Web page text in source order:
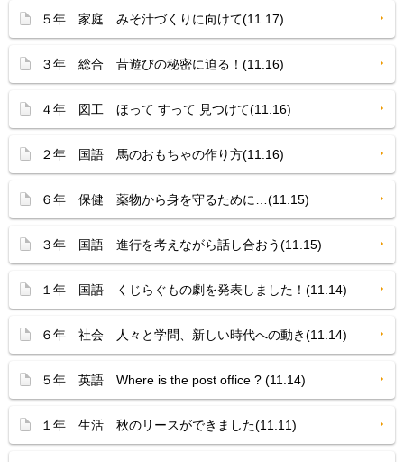
５年 家庭 みそ汁づくりに向けて(11.17)
３年 総合 昔遊びの秘密に迫る！(11.16)
４年 図工 ほって すって 見つけて(11.16)
２年 国語 馬のおもちゃの作り方(11.16)
６年 保健 薬物から身を守るために…(11.15)
３年 国語 進行を考えながら話し合おう(11.15)
１年 国語 くじらぐもの劇を発表しました！(11.14)
６年 社会 人々と学問、新しい時代への動き(11.14)
５年 英語 Where is the post office ? (11.14)
１年 生活 秋のリースができました(11.11)